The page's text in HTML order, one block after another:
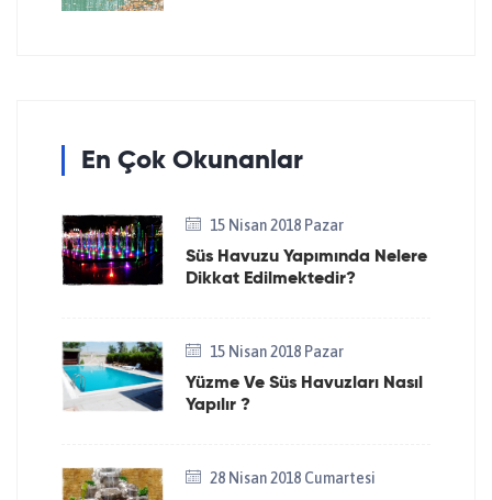
En Çok Okunanlar
15 Nisan 2018 Pazar
Süs Havuzu Yapımında Nelere
Dikkat Edilmektedir?
15 Nisan 2018 Pazar
Yüzme Ve Süs Havuzları Nasıl
Yapılır ?
28 Nisan 2018 Cumartesi